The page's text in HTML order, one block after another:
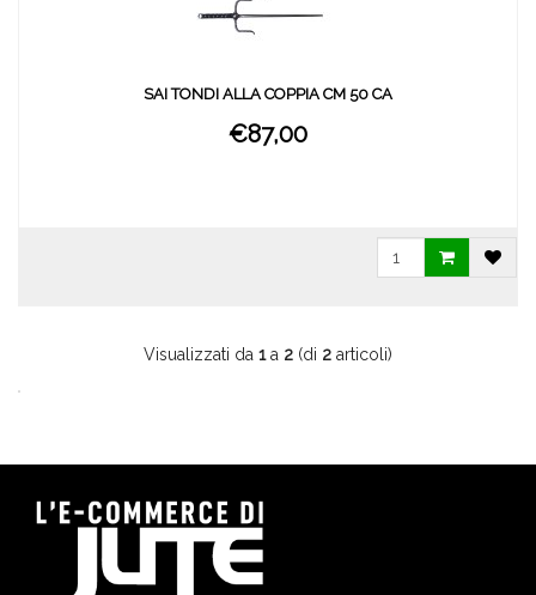
SAI TONDI ALLA COPPIA CM 50 CA
€87,00
Visualizzati da 1a 2 (di 2 articoli)